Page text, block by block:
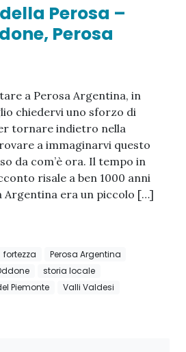
Perosa –
Perosa
a Perosa Argentina, in
chiedervi uno sforzo di
tornare indietro nella
a immaginarvi questo
da com’è ora. Il tempo in
risale a ben 1000 anni
Argentina era un piccolo […]
fortezza
Perosa Argentina
storia locale
Piemonte Valli Valdesi